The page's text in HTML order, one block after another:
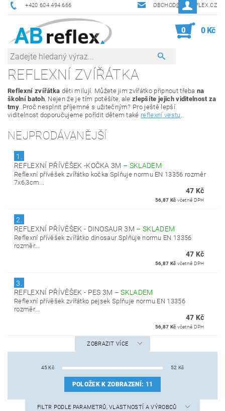
+420 604 494 666 OBCHOD@ABREFLEX.CZ
0 0 Kč
REFLEXNÍ ZVÍŘÁTKA
Reflexní zvířátka děti milují. Můžete jim zvířátko připnout třebana
školní batoh. Nejen že je tím potěšíte, alezlepšíte jejich viditelnost za
tmy. Proč nesplnit příjemné s užitečným? Pro ještě lepší
viditelnost doporučujeme pořídit dětem také reflexní vestu.
NEJPRODÁVANĚJŠÍ
1.
REFLEXNÍ PŘÍVĚŠEK -KOČKA 3M – SKLADEM
Reflexní přívěšek zvířátko kočka Splňuje normu EN 13356 rozměr
7x6,3cm...
47 Kč
56,87 Kč včetně DPH
2.
REFLEXNÍ PŘÍVĚŠEK - DINOSAUR 3M –SKLADEM
Reflexní přívěšek zvířátko dinosaur Splňuje normu EN 13356
rozměr...
47 Kč
56,87 Kč včetně DPH
3.
REFLEXNÍ PŘÍVĚŠEK - PES 3M –SKLADEM
Reflexní přívěšek zvířátko pejsek Splňuje normu EN 13356
rozměr...
47 Kč
56,87 Kč včetně DPH
ZOBRAZIT VÍCE
45Kč 52 Kč
POLOŽEK K ZOBRAZENÍ: 11
FILTR PODLE PARAMETRŮ, VLASTNOSTÍ A VÝROBCŮ